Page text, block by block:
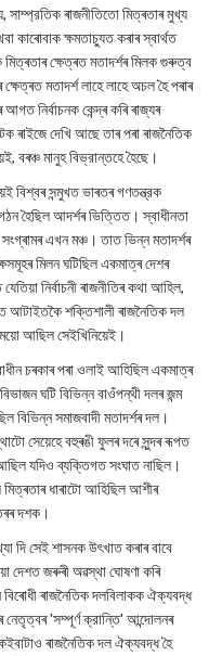
সাম্প্রতিক ৰাজনীতিতো মিত্ৰতাৰ মুখ্য
কাৰোবাক ক্ষমতাচ্যুত কৰাৰ স্বাৰ্থত
ক্ষেত্ৰত মতাদৰ্শৰ মিলক গুৰুত্ব
মতাদর্শ লাহে লাহে অচল হৈ পৰাৰ
নির্বাচনক কেন্দ্ৰ কৰি ৰাজ্যৰ
ৰাইজে দেখি আছে তাৰ পৰা ৰাজনৈতিক
বৰঞ্চ মানুহ বিভ্রান্তহে হৈছে।
বিশ্বৰ সন্মুখত ভাৰতৰ গণতন্ত্রক
হৈছিল আদৰ্শৰ ভিত্তিত। স্বাধীনতা
এখন মঞ্চ। তাত ভিন্ন মতাদৰ্শৰ
মিলন ঘটিছিল একমাত্ৰ দেশৰ
নিৰ্বাচনী ৰাজনীতিৰ কথা আহিল,
আটাইতকৈ শক্তিশালী ৰাজনৈতিক দল
আছিল সেইখিনিয়েই।
চৰকাৰ পৰা ওলাই আহিছিল একমাত্ৰ
ঘটি বিভিন্ন বাওঁপন্থী দলৰ জন্ম
বিভিন্ন সমাজবাদী মতাদৰ্শৰ দল।
সেয়েহে বহুৰঙী ফুলৰ দৰে সুন্দৰ ৰূপত
যদিও ব্যক্তিগত সংঘাত নাছিল।
মিত্ৰতাৰ ধাৰাটো আহিছিল আশীৰ
দশক।
দি সেই শাসনক উৎখাত কৰাৰ বাবে
দেশত জৰুৰী অৱস্থা ঘোষণা কৰি
ৰাজনৈতিক দলবিলাকক ঐক্যবদ্ধ
নেতৃত্বৰ 'সম্পূৰ্ণ ক্রান্তি' আন্দোলনৰ
ৰাজনৈতিক দল ঐক্যবদ্ধ হৈ